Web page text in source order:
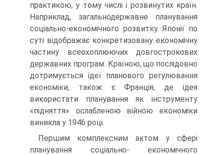
практикою, у тому числі і розвинутих країн.
Наприклад, загальнодержавне пла­нування
соціально-економічного розвитку Японії по
суті відображає конкретизовану економічну
частину всеохоплюючих довгостроко­вих
державних програм. Країною, що послідовно
дотримується ідеї планового регулювання
економіки, також є Франція, де ідея
використати планування як інструменту
«підняття» ослабленою війною економіки
виникла у 1946 році.
Першим комплексним актом у сфері
планування соціально- економічного